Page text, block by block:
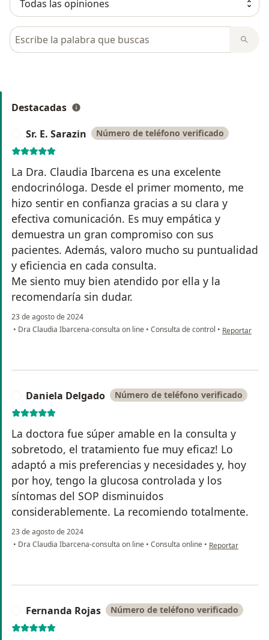
Busca en opiniones
Destacadas
Sr. E. Sarazin Número de teléfono verificado
La Dra. Claudia Ibarcena es una excelente
endocrinóloga. Desde el primer momento, me
hizo sentir en confianza gracias a su clara y
efectiva comunicación. Es muy empática y
demuestra un gran compromiso con sus
pacientes. Además, valoro mucho su puntualidad
y eficiencia en cada consulta.
Me siento muy bien atendido por ella y la
recomendaría sin dudar.
23 de agosto de 2024
• Dra Claudia Ibarcena-consulta on line • Consulta de control • en opinión
Reportar
Daniela Delgado Número de teléfono verificado
La doctora fue súper amable en la consulta y
sobretodo, el tratamiento fue muy eficaz! Lo
adaptó a mis preferencias y necesidades y, hoy
por hoy, tengo la glucosa controlada y los
síntomas del SOP disminuidos
considerablemente. La recomiendo totalmente.
23 de agosto de 2024
• Dra Claudia Ibarcena-consulta on line • Consulta online • en opinión del
Reportar
Fernanda Rojas Número de teléfono verificado